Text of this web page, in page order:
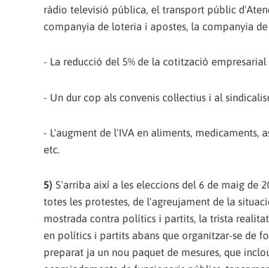
ràdio televisió pública, el transport públic
companyia de loteria i apostes, la companyia
- La reducció del 5% de la cotització
- Un dur cop als convenis col·lectius i al
- L'augment de l'IVA en aliments, medicaments,
etc.
5) S'arriba així a les eleccions del 6 de maig de
totes les protestes, de l'agreujament de la
mostrada contra polítics i partits, la trista
en polítics i partits abans que organitzar-se de
preparat ja un nou paquet de mesures, que